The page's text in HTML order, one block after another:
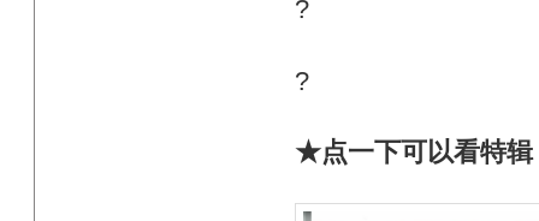
?
?
★点一下可以看特辑